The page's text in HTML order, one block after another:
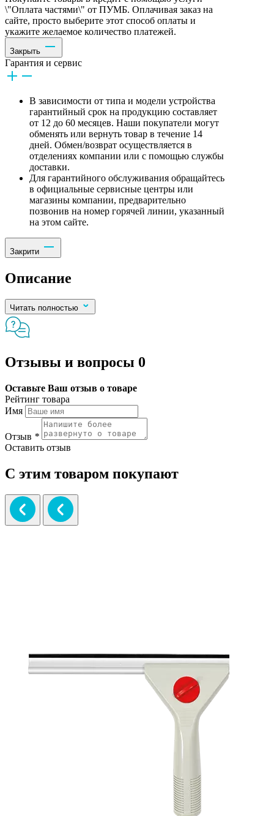
\"Оплата частями\" от ПУМБ. Оплачивая заказ на
сайте, просто выберите этот способ оплаты и
укажите желаемое количество платежей.
Закрыть
Гарантия и сервис
В зависимости от типа и модели устройства
гарантийный срок на продукцию составляет
от 12 до 60 месяцев. Наши покупатели могут
обменять или вернуть товар в течение 14
дней. Обмен/возврат осуществляется в
отделениях компании или с помощью службы
доставки.
Для гарантийного обслуживания обращайтесь
в официальные сервисные центры или
магазины компании, предварительно
позвонив на номер горячей линии, указанный
на этом сайте.
Закрити
Описание
Читать полностью
Отзывы и вопросы 0
Оставьте Ваш отзыв о товаре
Рейтинг товара
Имя
Отзыв *
Оставить отзыв
С этим товаром покупают